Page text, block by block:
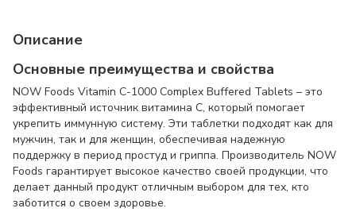
Описание
Основные преимущества и свойства
NOW Foods Vitamin C-1000 Complex Buffered Tablets – это
эффективный источник витамина C, который помогает
укрепить иммунную систему. Эти таблетки подходят как для
мужчин, так и для женщин, обеспечивая надежную
поддержку в период простуд и гриппа. Производитель NOW
Foods гарантирует высокое качество своей продукции, что
делает данный продукт отличным выбором для тех, кто
заботится о своем здоровье.